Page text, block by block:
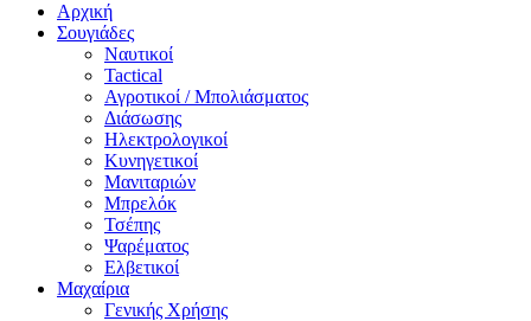
Αρχική
Σουγιάδες
Ναυτικοί
Tactical
Αγροτικοί / Μπολιάσματος
Διάσωσης
Ηλεκτρολογικοί
Κυνηγετικοί
Μανιταριών
Μπρελόκ
Τσέπης
Ψαρέματος
Ελβετικοί
Μαχαίρια
Γενικής Χρήσης